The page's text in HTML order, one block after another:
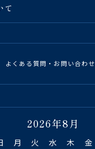
て
よくある質問・お問い合わせ
2026年8月
月 火 水 木 金